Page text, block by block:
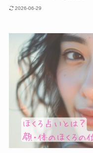
2026-06-29